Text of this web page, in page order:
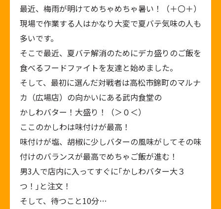
最近、梅雨が明けてめちゃめちゃ暑い！（＋〇＋）
現場で作業する人はかなり大変で夏バテ気味の人も
多いです。
そこで最近、夏バテ解消のためにデカ盛りのご飯を
食べるフードファイトを友達と始めました。
そして、最初に選んだ対戦者は高松市錦町のマルナ
カ（広場店）の向かいにある武内食堂の
かしわバター！大盛り！（＞０＜）
ここのかしわは味付けが最高！
味付けが塩、胡椒に少しバターの風味がしてその味
付けのバランスが最高でめちゃご飯が進む！
男3人で店内に入ってすぐに｢かしわバター大３
つ！｣と注文！
そして、待つこと10分…